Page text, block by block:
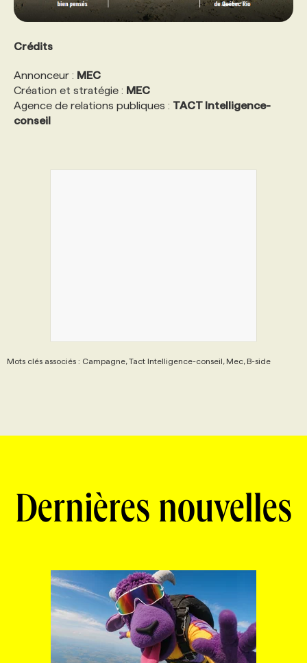
Crédits
Annonceur : MEC
Création et stratégie : MEC
Agence de relations publiques : TACT Intelligence-
conseil
Mots clés associés : Campagne, Tact Intelligence-conseil, Mec, B-side
Dernières nouvelles